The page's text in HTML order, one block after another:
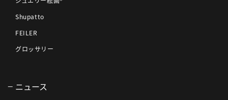
Shupatto
FEILER
グロッサリー
ニュース